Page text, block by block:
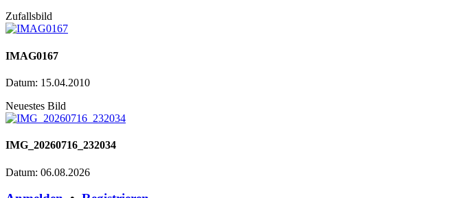
Zufallsbild
IMAG0167
Datum: 15.04.2010
Neuestes Bild
IMG_20260716_232034
Datum: 06.08.2026